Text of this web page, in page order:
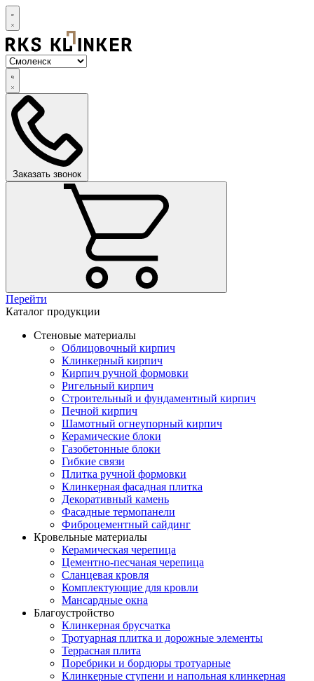
Заказать звонок
Перейти
Каталог продукции
Стеновые материалы
Облицовочный кирпич
Клинкерный кирпич
Кирпич ручной формовки
Ригельный кирпич
Строительный и фундаментный кирпич
Печной кирпич
Шамотный огнеупорный кирпич
Керамические блоки
Газобетонные блоки
Гибкие связи
Плитка ручной формовки
Клинкерная фасадная плитка
Декоративный камень
Фасадные термопанели
Фиброцементный сайдинг
Кровельные материалы
Керамическая черепица
Цементно-песчаная черепица
Сланцевая кровля
Комплектующие для кровли
Мансардные окна
Благоустройство
Клинкерная брусчатка
Тротуарная плитка и дорожные элементы
Террасная плита
Поребрики и бордюры тротуарные
Клинкерные ступени и напольная клинкерная